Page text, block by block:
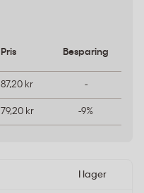
Pris Besparing
87,20 kr -
79,20 kr -9%
I lager